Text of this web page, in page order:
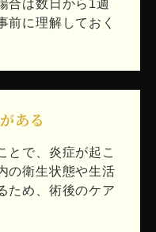
合は数日から1週
前に理解しておく
ある
とで、炎症が起こ
の衛生状態や生活
ため、術後のケア